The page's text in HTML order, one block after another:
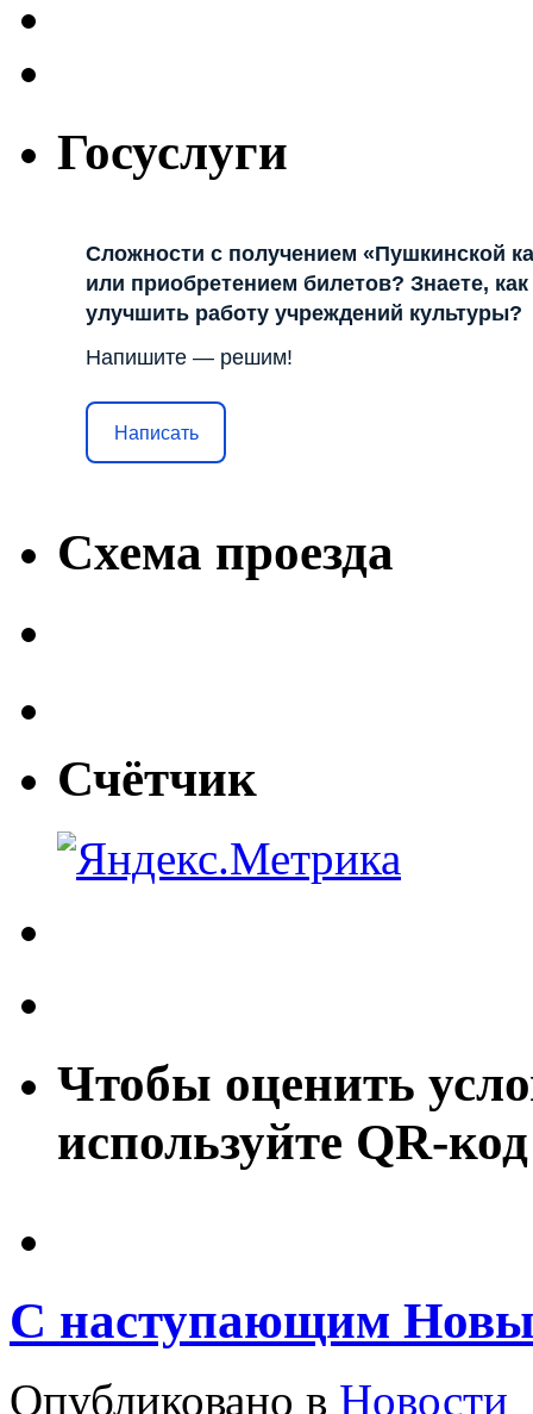
Госуслуги
Сложности с получением «Пушкинской
или приобретением билетов? Знаете, как
улучшить работу учреждений культуры?
Напишите — решим!
Написать
Схема проезда
Счётчик
Чтобы оценить
используйте QR-код
С наступающим
Опубликовано в Новости